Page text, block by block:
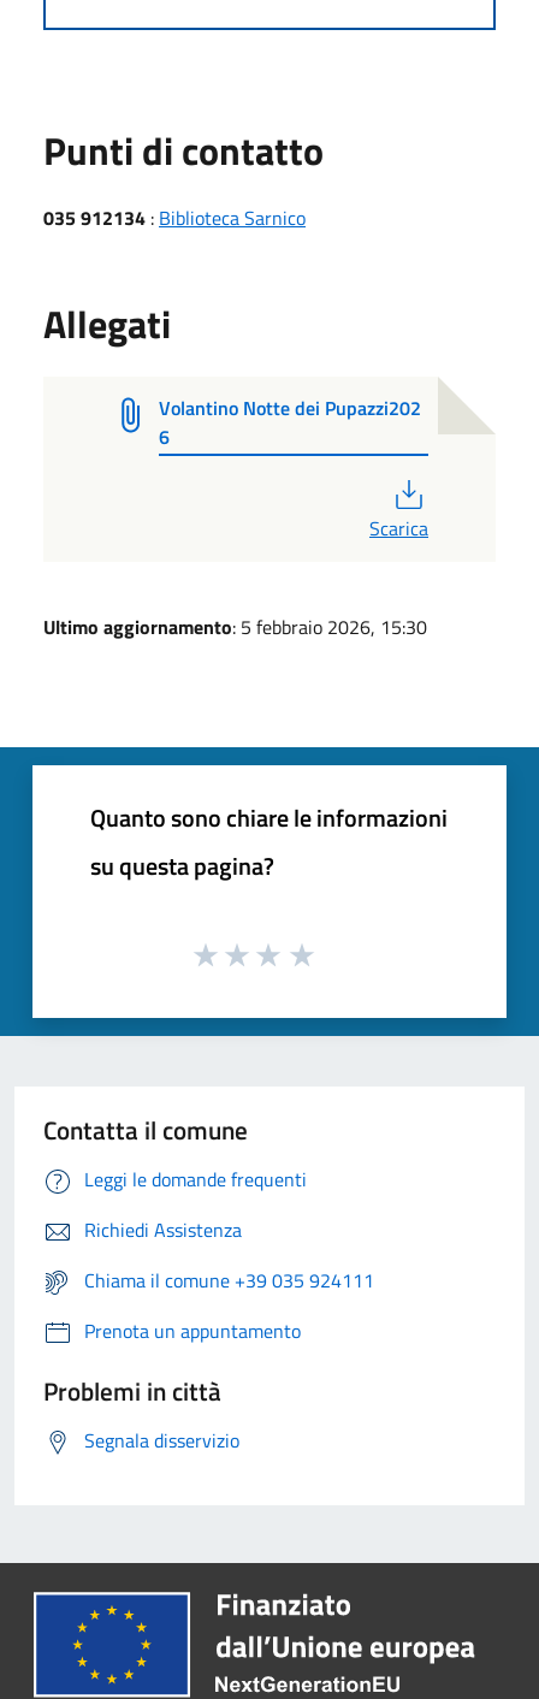
Punti di contatto
035 912134 : Biblioteca Sarnico
Allegati
Volantino Notte dei Pupazzi202
6
Scarica
Ultimo aggiornamento: 5 febbraio 2026, 15:30
Quanto sono chiare le informazioni
su questa pagina?
Contatta il comune
Leggi le domande frequenti
Richiedi Assistenza
Chiama il comune +39 035 924111
Prenota un appuntamento
Problemi in città
Segnala disservizio